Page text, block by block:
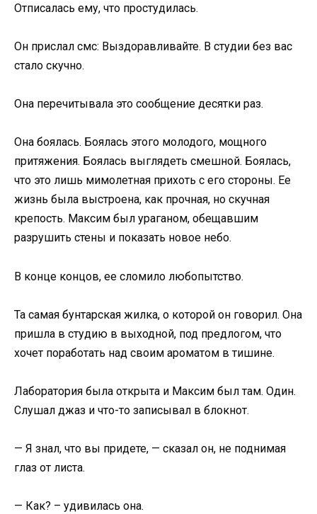
Отписалась ему, что простудилась.
Он прислал смс: Выздоравливайте. В студии без вас
стало скучно.
Она перечитывала это сообщение десятки раз.
Она боялась. Боялась этого молодого, мощного
притяжения. Боялась выглядеть смешной. Боялась,
что это лишь мимолетная прихоть с его стороны. Ее
жизнь была выстроена, как прочная, но скучная
крепость. Максим был ураганом, обещавшим
разрушить стены и показать новое небо.
В конце концов, ее сломило любопытство.
Та самая бунтарская жилка, о которой он говорил. Она
пришла в студию в выходной, под предлогом, что
хочет поработать над своим ароматом в тишине.
Лаборатория была открыта и Максим был там. Один.
Слушал джаз и что-то записывал в блокнот.
— Я знал, что вы придете, — сказал он, не поднимая
глаз от листа.
— Как? – удивилась она.